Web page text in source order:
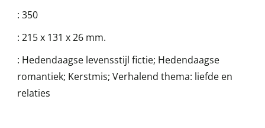
: 350
: 215 x 131 x 26 mm.
: Hedendaagse levensstijl fictie; Hedendaagse
romantiek; Kerstmis; Verhalend thema: liefde en
relaties